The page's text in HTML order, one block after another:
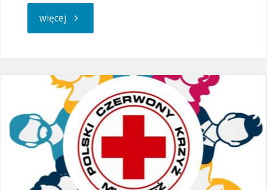
więcej "Zbiórka
dla
rodaków
Ukrainie"